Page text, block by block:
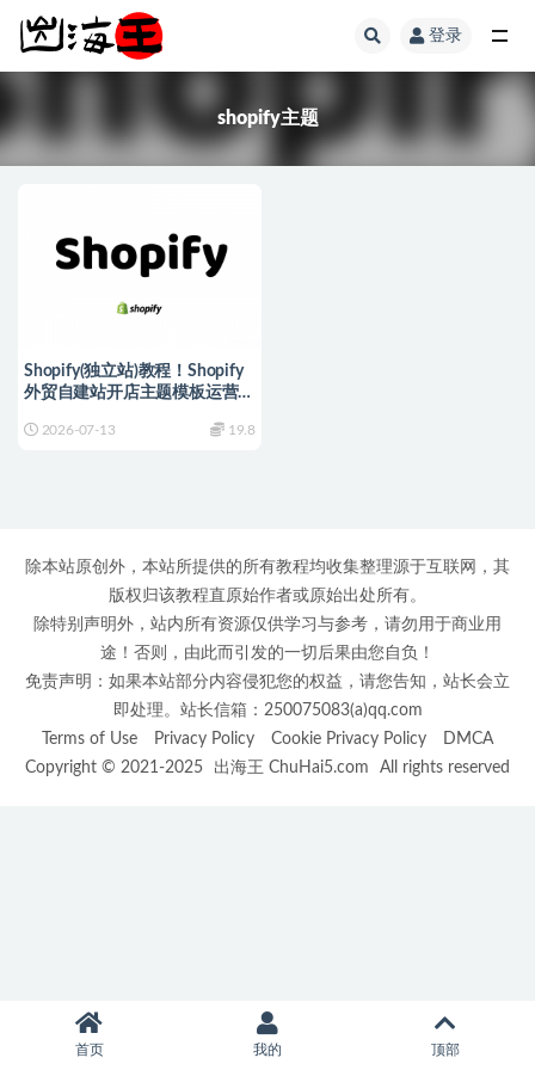
登录
shopify主题
Shopify(独立站)教程！Shopify
外贸自建站开店主题模板运营独
2026-07-13 19.8
除本站原创外，本站所提供的所有教程均收集整理源于互联网，其
版权归该教程直原始作者或原始出处所有。
除特别声明外，站内所有资源仅供学习与参考，请勿用于商业用
途！否则，由此而引发的一切后果由您自负！
免责声明：如果本站部分内容侵犯您的权益，请您告知，站长会立
即处理。站长信箱：250075083(a)qq.com
Terms of Use
Privacy Policy Cookie Privacy Policy
DMCA
Copyright © 2021-2025
出海王 ChuHai5.com All rights reserved
首页 我的 顶部
全部